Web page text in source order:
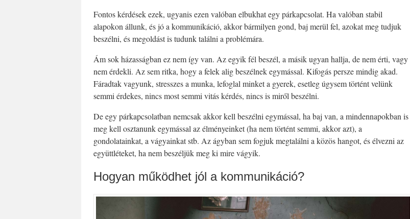
Fontos kérdések ezek, ugyanis ezen valóban elbukhat egy párkapcsolat. Ha valóban stabil
alapokon állunk, és jó a kommunikáció, akkor bármilyen gond, baj merül fel, azokat meg tudjuk
beszélni, és megoldást is tudunk találni a problémára.
Ám sok házasságban ez nem így van. Az egyik fél beszél, a másik ugyan hallja, de nem érti, vagy
nem érdekli. Az sem ritka, hogy a felek alig beszélnek egymással. Kifogás persze mindig akad.
Fáradtak vagyunk, stresszes a munka, lefoglal minket a gyerek, esetleg úgysem történt velünk
semmi érdekes, nincs most semmi vitás kérdés, nincs is miről beszélni.
De egy párkapcsolatban nemcsak akkor kell beszélni egymással, ha baj van, a mindennapokban is
meg kell osztanunk egymással az élményeinket (ha nem történt semmi, akkor azt), a
gondolatainkat, a vágyainkat stb. Az ágyban sem fogjuk megtalálni a közös hangot, és élvezni az
együttléteket, ha nem beszéljük meg ki mire vágyik.
Hogyan működhet jól a kommunikáció?